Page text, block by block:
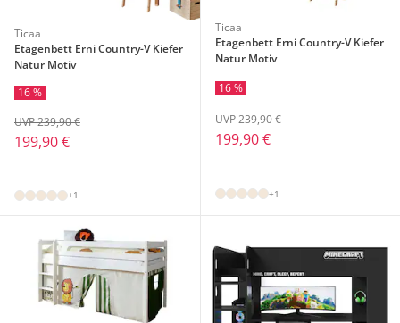
Ticaa
Etagenbett Erni Country-V Kiefer
Natur Motiv
16 %
199,90 €
UVP 239,90 €
+1
Ticaa
Etagenbett Erni Country-V Kiefer
Natur Motiv
16 %
199,90 €
UVP 239,90 €
+1